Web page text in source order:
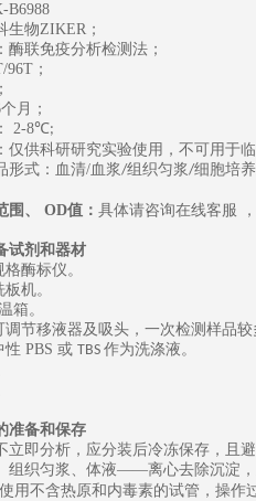
B6988
生物ZIKER；
酶联免疫分析检测法；
96T ；
个月；
： 2-8℃;
仅供科研研究实验使用，不可用于临
形式：血清/血浆/组织匀浆/细胞培
围、 OD值： 具体请咨询在线客服
试剂和器材
格酶标仪。
板机。
箱。
调节移液器及吸头，一次检测样品
性 PBS 或 TBS 作为洗涤液。
准备和保存
立即分析，应分装后冷冻保存，且避
组织匀浆、体液——离心去除沉淀，
用不含热原和内毒素的试管，操作